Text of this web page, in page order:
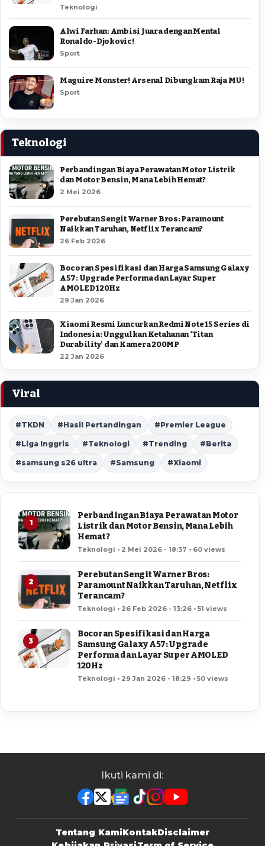
Teknologi
Alwi Farhan: Ambisi Juara dengan Mental
Ronaldo-Djokovic!
Sport
Maguire Monster! Arsenal Dibungkam Raja MU!
Sport
Teknologi
Perbandingan Biaya Perawatan Motor Listrik
dan Motor Bensin, Mana Lebih Hemat?
2 Mei 2026
Perebutan Sengit Warner Bros: Paramount
Naikkan Taruhan, Netflix Terancam?
26 Feb 2026
Bocoran Spesifikasi dan Harga Samsung Galaxy
A57: Upgrade Performa dan Layar Super
AMOLED 120Hz
29 Jan 2026
Xiaomi Resmi Luncurkan Redmi Note 15 Series di
Indonesia: Unggulkan Ketahanan ‘Titan
Durability’ dan Kamera 200MP
22 Jan 2026
Viral
#TKDN #Hasil Pertandingan #Premier League
#Liga Inggris #Teknologi #Trending #Berita
#samsung s26 ultra #Samsung #Xiaomi
1
Perbandingan Biaya Perawatan Motor
Listrik dan Motor Bensin, Mana Lebih
Hemat?
Teknologi • 2 Mei 2026 - 18:37 • 60 views
2
Perebutan Sengit Warner Bros:
Paramount Naikkan Taruhan, Netflix
Terancam?
Teknologi • 26 Feb 2026 - 13:26 • 51 views
3
Bocoran Spesifikasi dan Harga
Samsung Galaxy A57: Upgrade
Performa dan Layar Super AMOLED
120Hz
Teknologi • 29 Jan 2026 - 18:29 • 50 views
Ikuti kami di:
Tentang KamiKontakDisclaimer